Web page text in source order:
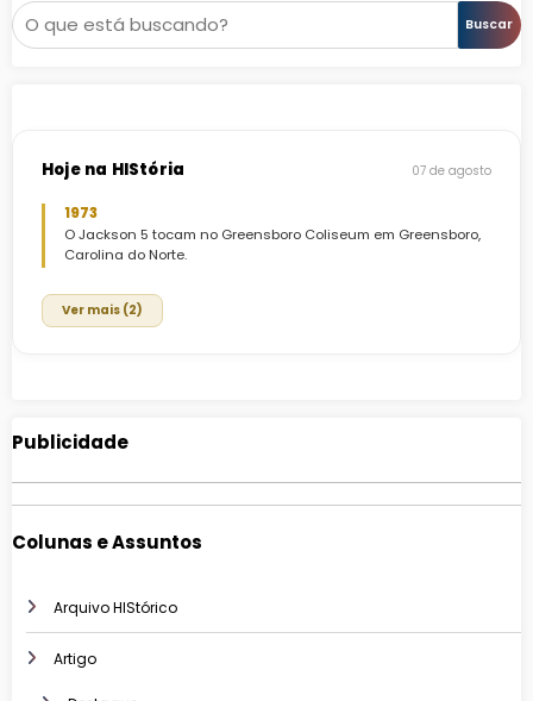
Pesquisar Buscar
Hoje na HIStória 07 de agosto
1973
O Jackson 5 tocam no Greensboro Coliseum em Greensboro,
Carolina do Norte.
Ver mais (2)
Publicidade
Colunas e Assuntos
Arquivo HIStórico
Artigo